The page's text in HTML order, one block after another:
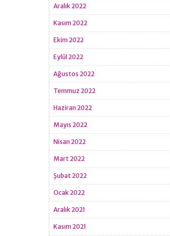
Aralık 2022
Kasım 2022
Ekim 2022
Eylül 2022
Ağustos 2022
Temmuz 2022
Haziran 2022
Mayıs 2022
Nisan 2022
Mart 2022
Şubat 2022
Ocak 2022
Aralık 2021
Kasım 2021